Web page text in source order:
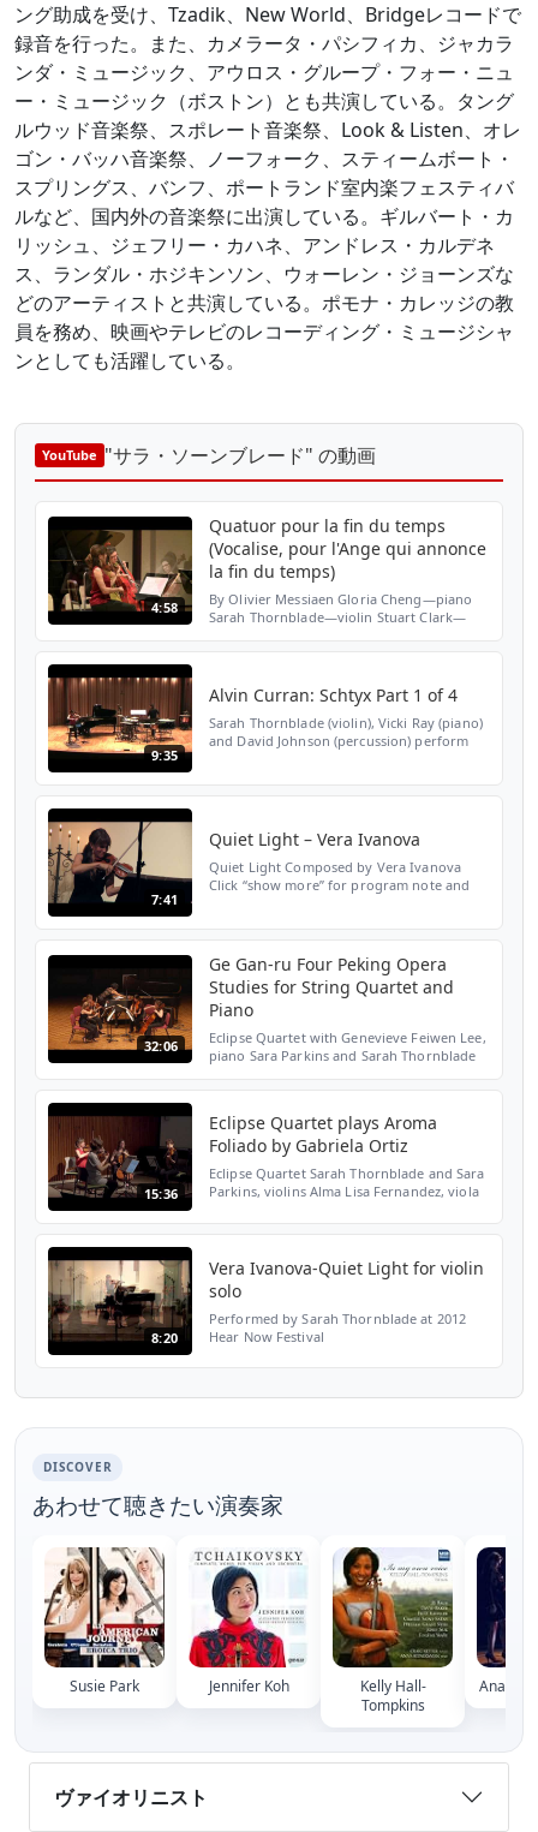
ング助成を受け、Tzadik、New World、Bridgeレコードで
録音を行った。また、カメラータ・パシフィカ、ジャカラ
ンダ・ミュージック、アウロス・グループ・フォー・ニュ
ー・ミュージック（ボストン）とも共演している。タング
ルウッド音楽祭、スポレート音楽祭、Look & Listen、オレ
ゴン・バッハ音楽祭、ノーフォーク、スティームボート・
スプリングス、バンフ、ポートランド室内楽フェスティバ
ルなど、国内外の音楽祭に出演している。ギルバート・カ
リッシュ、ジェフリー・カハネ、アンドレス・カルデネ
ス、ランダル・ホジキンソン、ウォーレン・ジョーンズな
どのアーティストと共演している。ポモナ・カレッジの教
員を務め、映画やテレビのレコーディング・ミュージシャ
ンとしても活躍している。
YouTube "サラ・ソーンブレード" の動画
4:58
Quatuor pour la fin du temps
(Vocalise, pour l'Ange qui annonce
la fin du temps)
By Olivier Messiaen Gloria Cheng—piano
Sarah Thornblade—violin Stuart Clark—
9:35
Alvin Curran: Schtyx Part 1 of 4
Sarah Thornblade (violin), Vicki Ray (piano)
and David Johnson (percussion) perform
7:41
Quiet Light – Vera Ivanova
Quiet Light Composed by Vera Ivanova
Click “show more” for program note and
32:06
Ge Gan-ru Four Peking Opera
Studies for String Quartet and
Piano
Eclipse Quartet with Genevieve Feiwen Lee,
piano Sara Parkins and Sarah Thornblade
15:36
Eclipse Quartet plays Aroma
Foliado by Gabriela Ortiz
Eclipse Quartet Sarah Thornblade and Sara
Parkins, violins Alma Lisa Fernandez, viola
8:20
Vera Ivanova-Quiet Light for violin
solo
Performed by Sarah Thornblade at 2012
Hear Now Festival
DISCOVER
あわせて聴きたい演奏家
Susie Park Jennifer Koh
Kelly Hall-
Tompkins
Ana
ヴァイオリニスト